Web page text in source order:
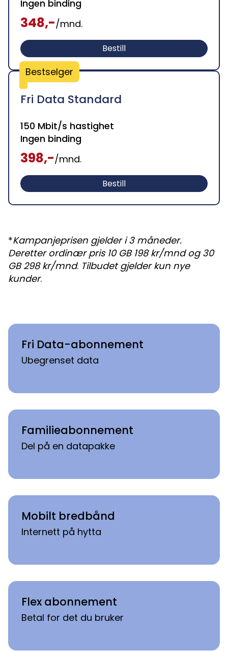
Ingen binding
348,-/mnd.
Bestill
Bestselger
Fri Data Standard
150 Mbit/s hastighet
Ingen binding
398,-/mnd.
Bestill
*Kampanjeprisen gjelder i 3 måneder.
Deretter ordinær pris 10 GB 198 kr/mnd og 30
GB 298 kr/mnd. Tilbudet gjelder kun nye
kunder.
Fri Data-abonnement
Fri Data-abonnement
Ubegrenset data
Familieabonnement
Familieabonnement
Del på en datapakke
Mobilt bredbånd
Mobilt bredbånd
Internett på hytta
Flex abonnement
Flex abonnement
Betal for det du bruker